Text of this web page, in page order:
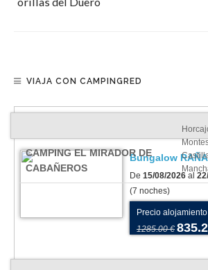
VIAJA CON CAMPINGRED
CAMPING EL MIRADOR DE
CABAÑEROS
Bungalow RAÑA
De 15/08/2026 al
(7 noches)
Precio alojamiento
1285.00 €